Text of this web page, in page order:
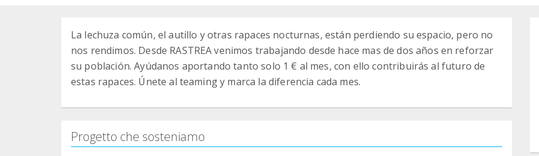
La lechuza común, el autillo y otras rapaces nocturnas, están perdiendo su espacio, pero no
nos rendimos. Desde RASTREA venimos trabajando desde hace mas de dos años en reforzar
su población. Ayúdanos aportando tanto solo 1 € al mes, con ello contribuirás al futuro de
estas rapaces. Únete al teaming y marca la diferencia cada mes.
Progetto che sosteniamo